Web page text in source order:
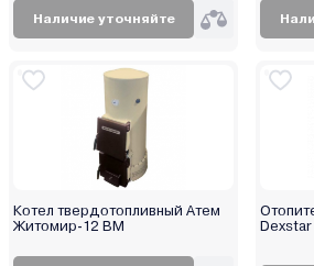
Наличие уточняйте
Котел твердотопливный Атем
Житомир-12 ВМ
Dexstar